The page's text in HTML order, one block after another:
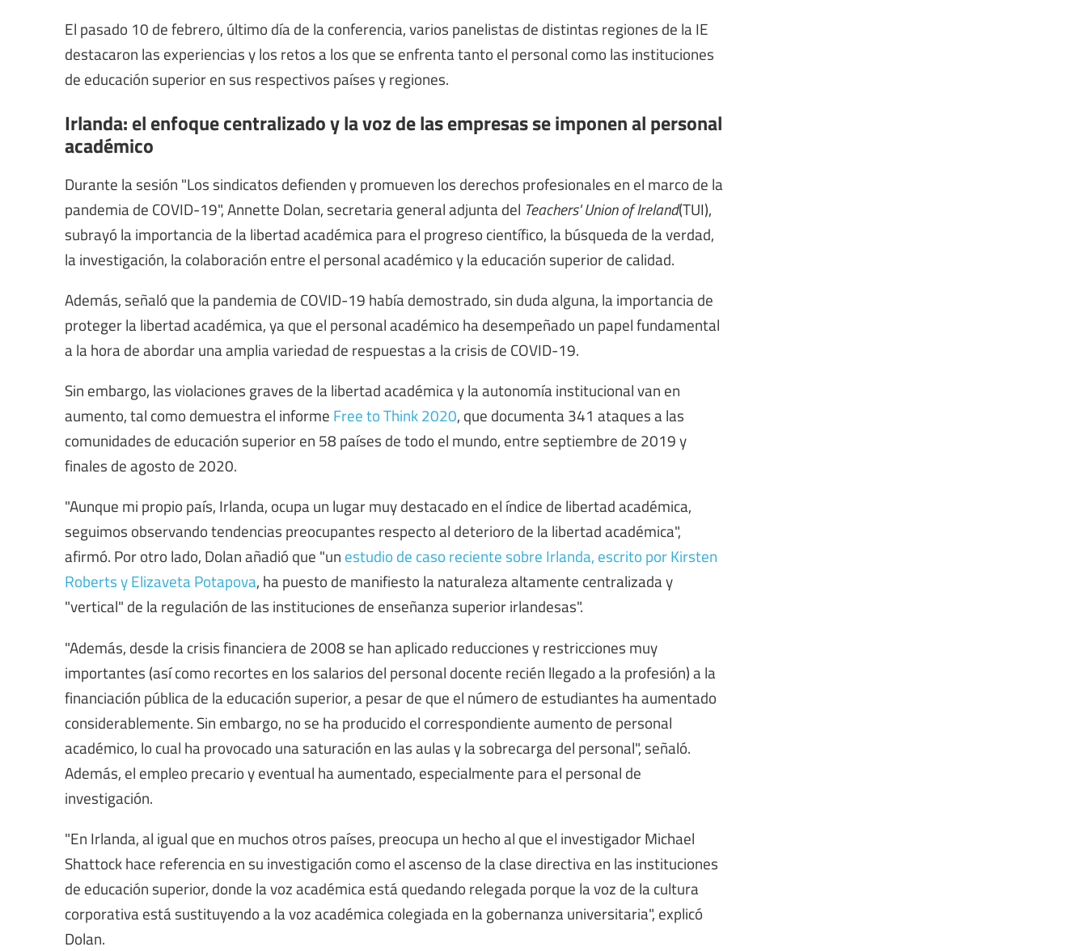
El pasado 10 de febrero, último día de la conferencia, varios panelistas de distintas regiones de la IE
destacaron las experiencias y los retos a los que se enfrenta tanto el personal como las instituciones
de educación superior en sus respectivos países y regiones.
Irlanda: el enfoque centralizado y la voz de las empresas se imponen al personal
académico
Durante la sesión "Los sindicatos defienden y promueven los derechos profesionales en el marco de la
pandemia de COVID-19", Annette Dolan, secretaria general adjunta del Teachers' Union of Ireland(TUI),
subrayó la importancia de la libertad académica para el progreso científico, la búsqueda de la verdad,
la investigación, la colaboración entre el personal académico y la educación superior de calidad.
Además, señaló que la pandemia de COVID-19 había demostrado, sin duda alguna, la importancia de
proteger la libertad académica, ya que el personal académico ha desempeñado un papel fundamental
a la hora de abordar una amplia variedad de respuestas a la crisis de COVID-19.
Sin embargo, las violaciones graves de la libertad académica y la autonomía institucional van en
aumento, tal como demuestra el informe Free to Think 2020, que documenta 341 ataques a las
comunidades de educación superior en 58 países de todo el mundo, entre septiembre de 2019 y
finales de agosto de 2020.
"Aunque mi propio país, Irlanda, ocupa un lugar muy destacado en el índice de libertad académica,
seguimos observando tendencias preocupantes respecto al deterioro de la libertad académica",
afirmó. Por otro lado, Dolan añadió que "un estudio de caso reciente sobre Irlanda, escrito por Kirsten
Roberts y Elizaveta Potapova, ha puesto de manifiesto la naturaleza altamente centralizada y
"vertical" de la regulación de las instituciones de enseñanza superior irlandesas".
"Además, desde la crisis financiera de 2008 se han aplicado reducciones y restricciones muy
importantes (así como recortes en los salarios del personal docente recién llegado a la profesión) a la
financiación pública de la educación superior, a pesar de que el número de estudiantes ha aumentado
considerablemente. Sin embargo, no se ha producido el correspondiente aumento de personal
académico, lo cual ha provocado una saturación en las aulas y la sobrecarga del personal", señaló.
Además, el empleo precario y eventual ha aumentado, especialmente para el personal de
investigación.
"En Irlanda, al igual que en muchos otros países, preocupa un hecho al que el investigador Michael
Shattock hace referencia en su investigación como el ascenso de la clase directiva en las instituciones
de educación superior, donde la voz académica está quedando relegada porque la voz de la cultura
corporativa está sustituyendo a la voz académica colegiada en la gobernanza universitaria", explicó
Dolan.